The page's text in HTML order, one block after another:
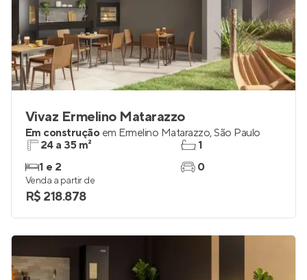
Vivaz Ermelino Matarazzo
Em construção em Ermelino Matarazzo,São Paulo
24 a 35 m²
1 e 2
1
0
Venda a partir de
R$ 218.878